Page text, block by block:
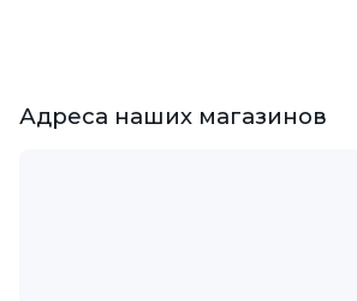
Адреса наших магазинов